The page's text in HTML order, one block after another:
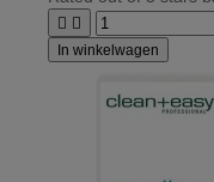
 
In winkelwagen